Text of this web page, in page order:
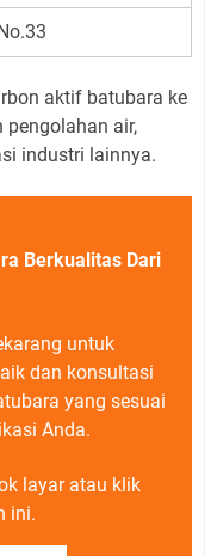
aktif batubara ke
pengolahan air,
industri lainnya.
Berkualitas Dari
untuk
dan konsultasi
yang sesuai
Anda.
layar atau klik
ini.